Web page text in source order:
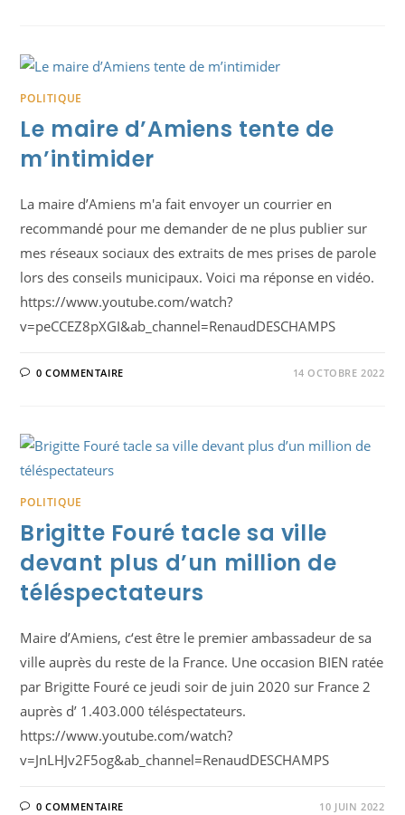
POLITIQUE
Le maire d’Amiens tente de
m’intimider
La maire d’Amiens m'a fait envoyer un courrier en
recommandé pour me demander de ne plus publier sur
mes réseaux sociaux des extraits de mes prises de parole
lors des conseils municipaux. Voici ma réponse en vidéo.
https://www.youtube.com/watch?
v=peCCEZ8pXGI&ab_channel=RenaudDESCHAMPS
0 COMMENTAIRE 14 OCTOBRE 2022
POLITIQUE
Brigitte Fouré tacle sa ville
devant plus d’un million de
téléspectateurs
Maire d’Amiens, c‘est être le premier ambassadeur de sa
ville auprès du reste de la France. Une occasion BIEN ratée
par Brigitte Fouré ce jeudi soir de juin 2020 sur France 2
auprès d’ 1.403.000 téléspectateurs.
https://www.youtube.com/watch?
v=JnLHJv2F5og&ab_channel=RenaudDESCHAMPS
0 COMMENTAIRE 10 JUIN 2022